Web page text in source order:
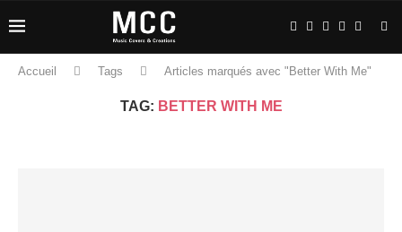
Accueil Tags Articles marqués avec "Better With Me"
TAG: BETTER WITH ME